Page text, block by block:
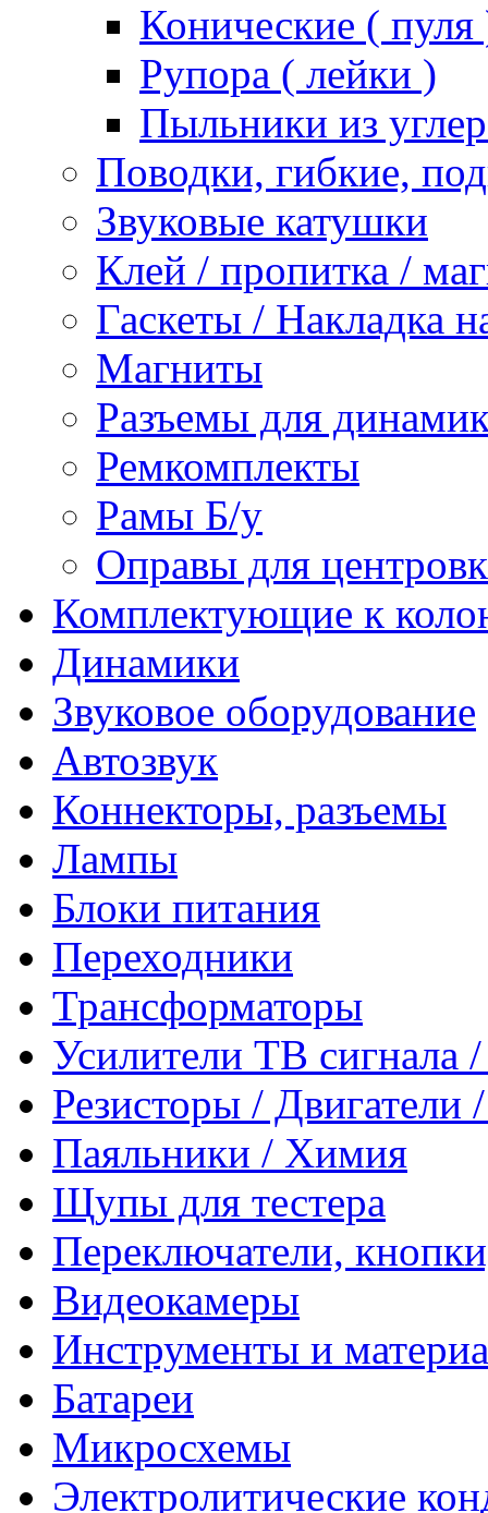
Конические ( пуля
Рупора ( лейки )
Пыльники из
Поводки, гибкие,
Звуковые катушки
Клей / пропитка /
Гаскеты / Накладка
Магниты
Разъемы для
Ремкомплекты
Рамы Б/у
Оправы для
Комплектующие к
Динамики
Звуковое оборудование
Автозвук
Коннекторы, разъемы
Лампы
Блоки питания
Переходники
Трансформаторы
Усилители ТВ сигнала
Резисторы /
Паяльники / Химия
Щупы для тестера
Переключатели,
Видеокамеры
Инструменты и
Батареи
Микросхемы
Электролитические